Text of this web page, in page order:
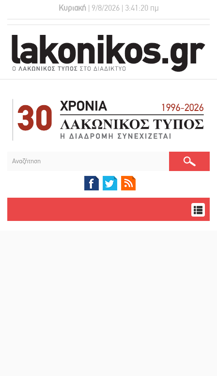
Κυριακή | 9/8/2026 | 3:41:21 πμ